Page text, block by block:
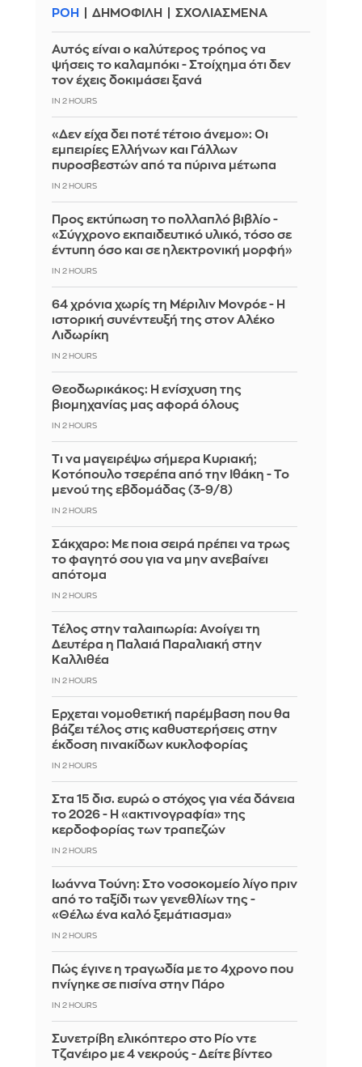
ΡΟΗ ΔΗΜΟΦΙΛΗ ΣΧΟΛΙΑΣΜΕΝΑ
Αυτός είναι ο καλύτερος τρόπος να
ψήσεις το καλαμπόκι - Στοίχημα ότι δεν
τον έχεις δοκιμάσει ξανά
IN 2 HOURS
«Δεν είχα δει ποτέ τέτοιο άνεμο»: Οι
εμπειρίες Ελλήνων και Γάλλων
πυροσβεστών από τα πύρινα μέτωπα
IN 2 HOURS
Προς εκτύπωση το πολλαπλό βιβλίο -
«Σύγχρονο εκπαιδευτικό υλικό, τόσο σε
έντυπη όσο και σε ηλεκτρονική μορφή»
IN 2 HOURS
64 χρόνια χωρίς τη Μέριλιν Μονρόε - Η
ιστορική συνέντευξή της στον Αλέκο
Λιδωρίκη
IN 2 HOURS
Θεοδωρικάκος: Η ενίσχυση της
βιομηχανίας μας αφορά όλους
IN 2 HOURS
Τι να μαγειρέψω σήμερα Κυριακή;
Κοτόπουλο τσερέπα από την Ιθάκη - Το
μενού της εβδομάδας (3-9/8)
IN 2 HOURS
Σάκχαρο: Με ποια σειρά πρέπει να τρως
το φαγητό σου για να μην ανεβαίνει
απότομα
IN 2 HOURS
Τέλος στην ταλαιπωρία: Ανοίγει τη
Δευτέρα η Παλαιά Παραλιακή στην
Καλλιθέα
IN 2 HOURS
Έρχεται νομοθετική παρέμβαση που θα
βάζει τέλος στις καθυστερήσεις στην
έκδοση πινακίδων κυκλοφορίας
IN 2 HOURS
Στα 15 δισ. ευρώ ο στόχος για νέα δάνεια
το 2026 - Η «ακτινογραφία» της
κερδοφορίας των τραπεζών
IN 2 HOURS
Ιωάννα Τούνη: Στο νοσοκομείο λίγο πριν
από το ταξίδι των γενεθλίων της -
«Θέλω ένα καλό ξεμάτιασμα»
IN 2 HOURS
Πώς έγινε η τραγωδία με το 4χρονο που
πνίγηκε σε πισίνα στην Πάρο
IN 2 HOURS
Συνετρίβη ελικόπτερο στο Ρίο ντε
Τζανέιρο με 4 νεκρούς - Δείτε βίντεο